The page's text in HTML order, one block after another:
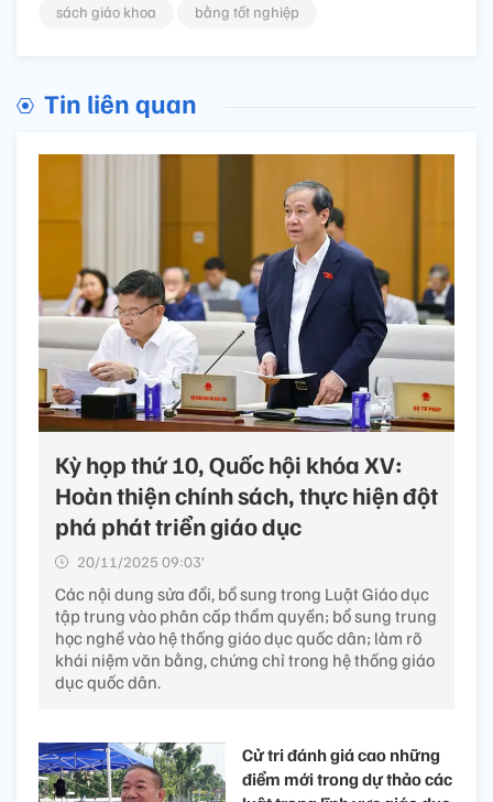
sách giáo khoa
bằng tốt nghiệp
Tin liên quan
Kỳ họp thứ 10, Quốc hội khóa XV:
Hoàn thiện chính sách, thực hiện đột
phá phát triển giáo dục
20/11/2025 09:03’
Các nội dung sửa đổi, bổ sung trong Luật Giáo dục
tập trung vào phân cấp thẩm quyền; bổ sung trung
học nghề vào hệ thống giáo dục quốc dân; làm rõ
khái niệm văn bằng, chứng chỉ trong hệ thống giáo
dục quốc dân.
Cử tri đánh giá cao những
điểm mới trong dự thảo các